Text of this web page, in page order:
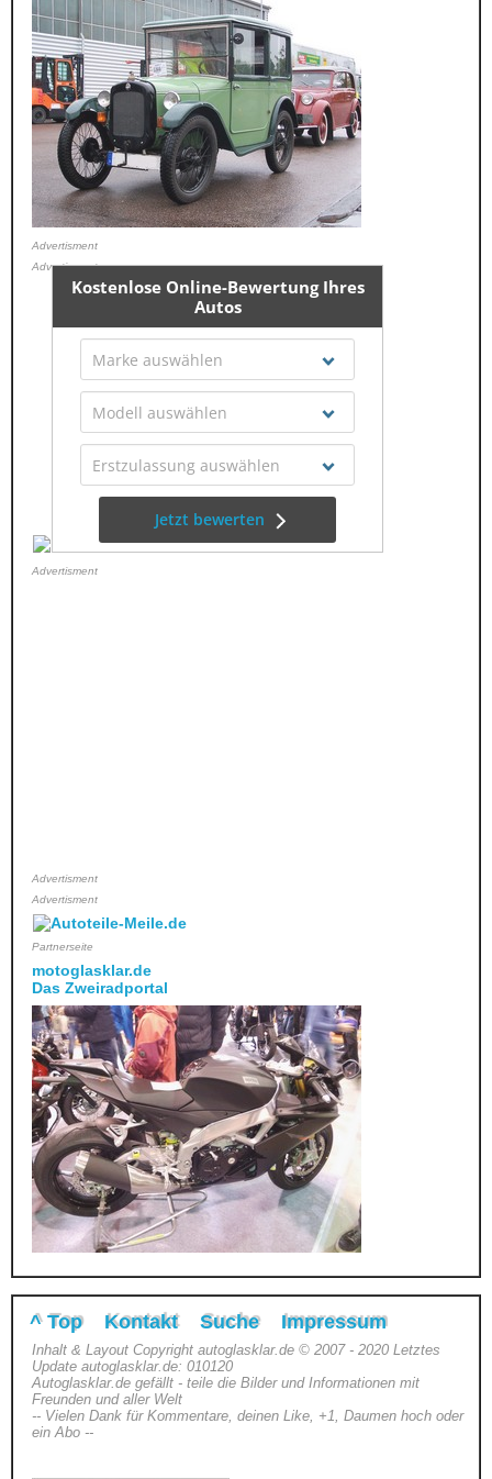
Advertisment
Advertisment
Advertisment
Advertisment
Advertisment
Partnerseite
motoglasklar.de
Das Zweiradportal
^ Top Kontakt Suche Impressum
Inhalt & Layout Copyright autoglasklar.de © 2007 - 2020 Letztes
Update autoglasklar.de: 010120
Autoglasklar.de gefällt - teile die Bilder und Informationen mit
Freunden und aller Welt
-- Vielen Dank für Kommentare, deinen Like, +1, Daumen hoch oder
ein Abo --